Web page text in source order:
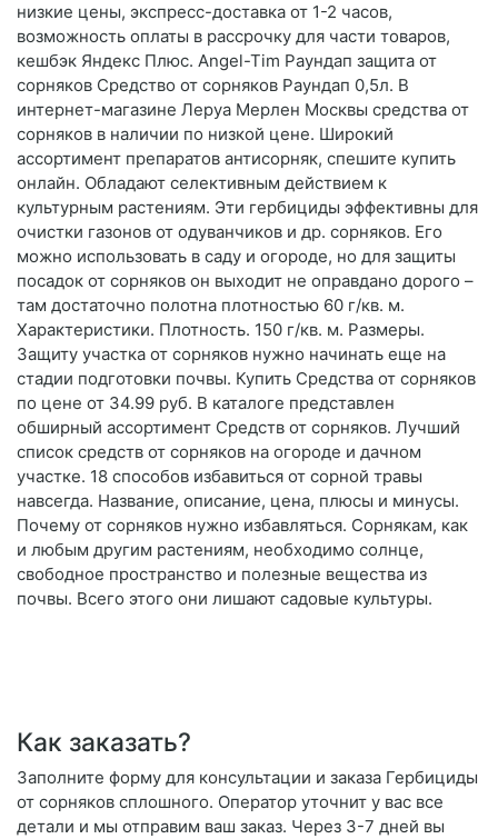
низкие цены, экспресс-доставка от 1-2 часов,
возможность оплаты в рассрочку для части товаров,
кешбэк Яндекс Плюс. Angel-Tim Раундап защита от
сорняков Средство от сорняков Раундап 0,5л. В
интернет-магазине Леруа Мерлен Москвы средства от
сорняков в наличии по низкой цене. Широкий
ассортимент препаратов антисорняк, спешите купить
онлайн. Обладают селективным действием к
культурным растениям. Эти гербициды эффективны для
очистки газонов от одуванчиков и др. сорняков. Его
можно использовать в саду и огороде, но для защиты
посадок от сорняков он выходит не оправдано дорого –
там достаточно полотна плотностью 60 г/кв. м.
Характеристики. Плотность. 150 г/кв. м. Размеры.
Защиту участка от сорняков нужно начинать еще на
стадии подготовки почвы. Купить Средства от сорняков
по цене от 34.99 руб. В каталоге представлен
обширный ассортимент Средств от сорняков. Лучший
список средств от сорняков на огороде и дачном
участке. 18 способов избавиться от сорной травы
навсегда. Название, описание, цена, плюсы и минусы.
Почему от сорняков нужно избавляться. Сорнякам, как
и любым другим растениям, необходимо солнце,
свободное пространство и полезные вещества из
почвы. Всего этого они лишают садовые культуры.
Как заказать?
Заполните форму для консультации и заказа Гербициды
от сорняков сплошного. Оператор уточнит у вас все
детали и мы отправим ваш заказ. Через 3-7 дней вы